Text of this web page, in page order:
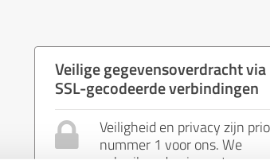
Veilige gegevensoverdracht via
SSL-gecodeerde verbindingen
Veiligheid en privacy zijn
nummer 1 voor ons. We